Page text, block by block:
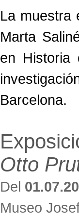
La muestra
Marta
en Historia
Barcelona.
Otto
Del
Museo